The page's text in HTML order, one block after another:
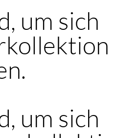
um sich
um sich